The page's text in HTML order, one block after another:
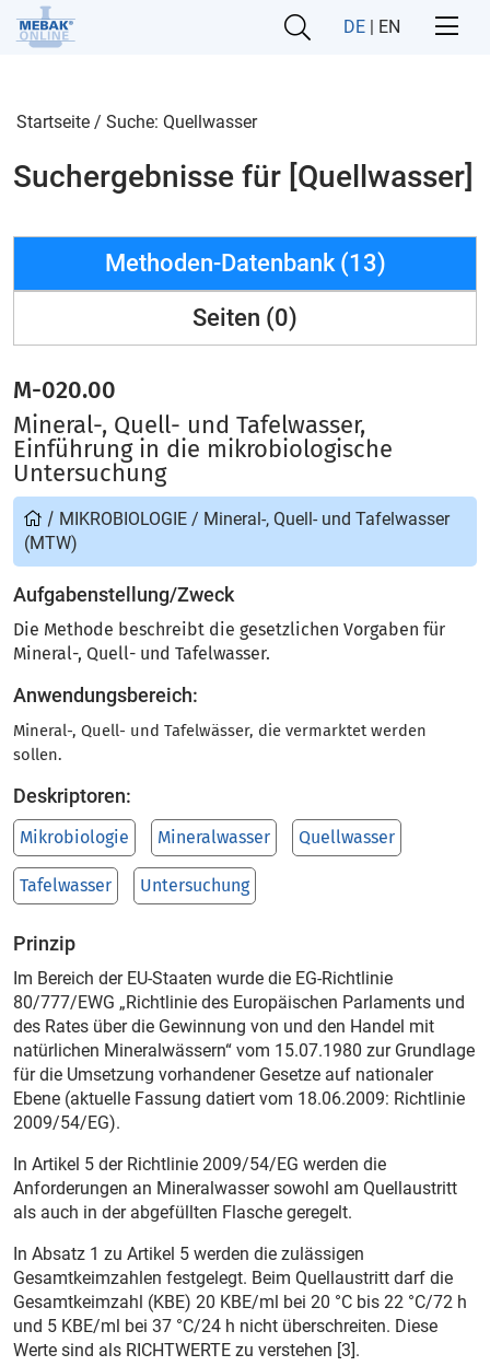
DE | EN
Startseite / Suche: Quellwasser
Suchergebnisse für [Quellwasser]
Methoden-Datenbank (13)
Seiten (0)
M-020.00
Mineral-, Quell- und Tafelwasser,
Einführung in die mikrobiologische
Untersuchung
/ MIKROBIOLOGIE / Mineral-, Quell- und Tafelwasser
(MTW)
Aufgabenstellung/Zweck
Die Methode beschreibt die gesetzlichen Vorgaben für
Mineral-, Quell- und Tafelwasser.
Anwendungsbereich:
Mineral-, Quell- und Tafelwässer, die vermarktet werden
sollen.
Deskriptoren:
Mikrobiologie Mineralwasser Quellwasser
Tafelwasser Untersuchung
Prinzip
Im Bereich der EU-Staaten wurde die EG-Richtlinie
80/777/EWG „Richtlinie des Europäischen Parlaments und
des Rates über die Gewinnung von und den Handel mit
natürlichen Mineralwässern“ vom 15.07.1980 zur Grundlage
für die Umsetzung vorhandener Gesetze auf nationaler
Ebene (aktuelle Fassung datiert vom 18.06.2009: Richtlinie
2009/54/EG).
In Artikel 5 der Richtlinie 2009/54/EG werden die
Anforderungen an Mineralwasser sowohl am Quellaustritt
als auch in der abgefüllten Flasche geregelt.
In Absatz 1 zu Artikel 5 werden die zulässigen
Gesamtkeimzahlen festgelegt. Beim Quellaustritt darf die
Gesamtkeimzahl (KBE) 20 KBE/ml bei 20 °C bis 22 °C/72 h
und 5 KBE/ml bei 37 °C/24 h nicht überschreiten. Diese
Werte sind als RICHTWERTE zu verstehen [3].